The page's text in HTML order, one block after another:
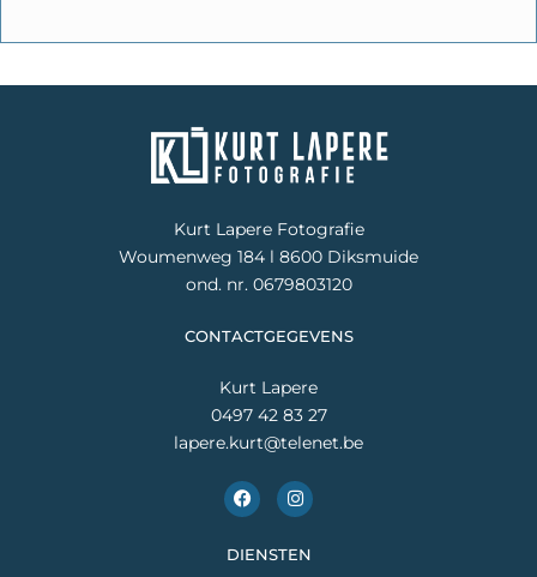
Kurt Lapere Fotografie
Woumenweg 184 l 8600 Diksmuide
ond. nr. 0679803120
CONTACTGEGEVENS
Kurt Lapere
0497 42 83 27
lapere.kurt@telenet.be
F
a
c
b
I
n
s
a
DIENSTEN